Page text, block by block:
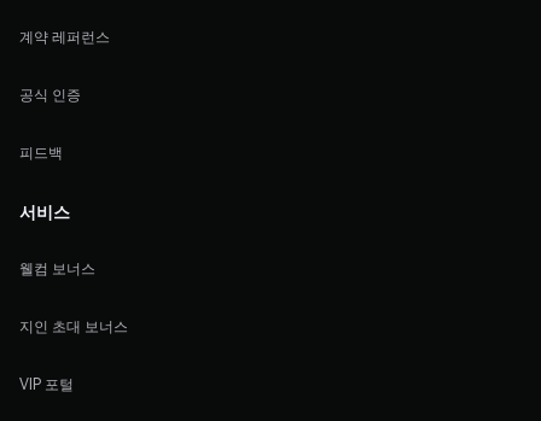
계약 레퍼런스
공식 인증
피드백
서비스
웰컴 보너스
지인 초대 보너스
VIP 포털